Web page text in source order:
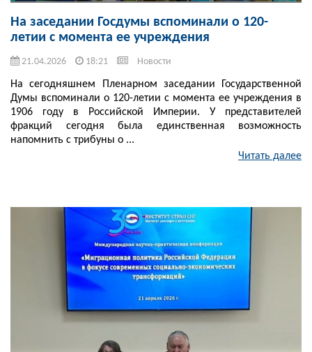
На заседании Госдумы вспоминали о 120-
летии с момента ее учреждения
21.04.2026 18:21 Новости
На сегодняшнем Пленарном заседании Государственной
Думы вспоминали о 120-летии с момента ее учреждения в
1906 году в Российской Империи. У представителей
фракций сегодня была единственная возможность
напомнить с трибуны о ...
Читать далее